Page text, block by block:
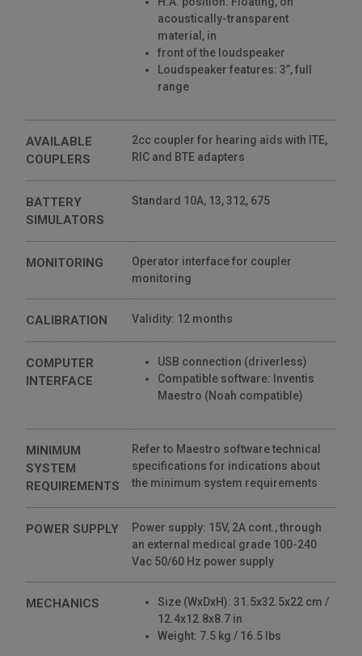
acoustically-transparent
material, in
front of the loudspeaker
Loudspeaker features: 3”, full
range
AVAILABLE
COUPLERS
2cc coupler for hearing aids with ITE,
RIC and BTE adapters
BATTERY
SIMULATORS
Standard 10A, 13, 312, 675
MONITORING
Operator interface for coupler
monitoring
CALIBRATION Validity: 12 months
COMPUTER
INTERFACE
USB connection (driverless)
Compatible software: Inventis
Maestro (Noah compatible)
MINIMUM
SYSTEM
REQUIREMENTS
Refer to Maestro software technical
specifications for indications about
the minimum system requirements
POWER SUPPLY
Power supply: 15V, 2A cont., through
an external medical grade 100-240
Vac 50/60 Hz power supply
MECHANICS
Size (WxDxH): 31.5x32.5x22 cm /
12.4x12.8x8.7 in
Weight: 7.5 kg / 16.5 lbs